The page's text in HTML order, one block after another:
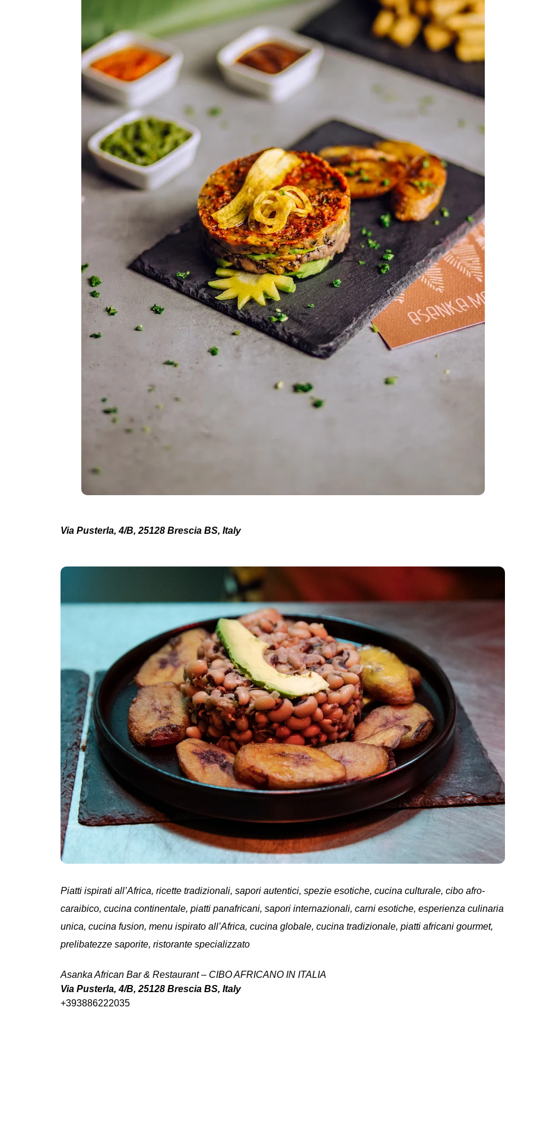
Via Pusterla, 4/B, 25128 Brescia BS, Italy
Piatti ispirati all’Africa, ricette tradizionali, sapori autentici, spezie esotiche, cucina culturale, cibo afro-
caraibico, cucina continentale, piatti panafricani, sapori internazionali, carni esotiche, esperienza culinaria
unica, cucina fusion, menu ispirato all’Africa, cucina globale, cucina tradizionale, piatti africani gourmet,
prelibatezze saporite, ristorante specializzato
Asanka African Bar & Restaurant – CIBO AFRICANO IN ITALIA
Via Pusterla, 4/B, 25128 Brescia BS, Italy
+393886222035